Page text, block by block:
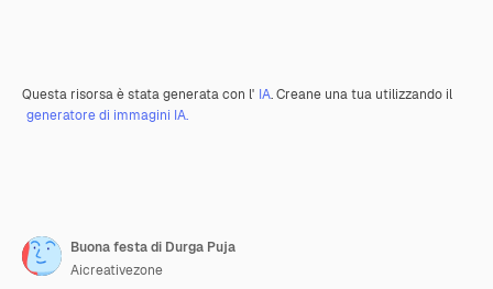
Questa risorsa è stata generata con l' IA. Creane una tua utilizzando il
generatore di immagini IA.
Buona festa di Durga Puja
Aicreativezone